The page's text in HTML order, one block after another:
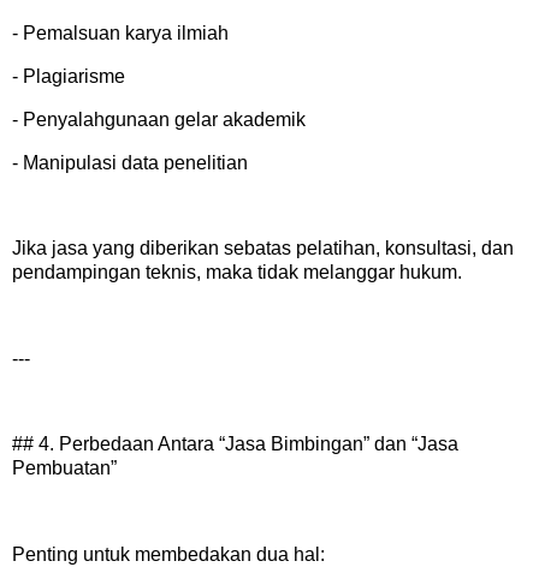
- Pemalsuan karya ilmiah
- Plagiarisme
- Penyalahgunaan gelar akademik
- Manipulasi data penelitian
Jika jasa yang diberikan sebatas pelatihan, konsultasi, dan
pendampingan teknis, maka tidak melanggar hukum.
---
## 4. Perbedaan Antara “Jasa Bimbingan” dan “Jasa
Pembuatan”
Penting untuk membedakan dua hal: